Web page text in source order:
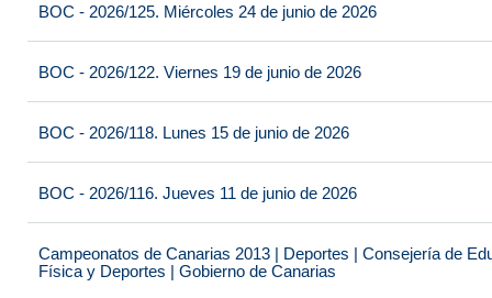
BOC - 2026/125. Miércoles 24 de junio de 2026
BOC - 2026/122. Viernes 19 de junio de 2026
BOC - 2026/118. Lunes 15 de junio de 2026
BOC - 2026/116. Jueves 11 de junio de 2026
Campeonatos de Canarias 2013 | Deportes | Consejería de
Física y Deportes | Gobierno de Canarias